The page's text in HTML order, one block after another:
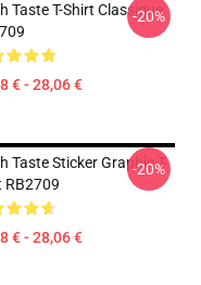
Taste T-Shirt Classique
€ - 28,06 €
-20%
Taste Sticker Graphic T-
RB2709
€ - 28,06 €
-20%